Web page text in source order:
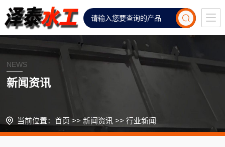
NEWS
新闻资讯
当前位置： 首页 >> 新闻资讯 >> 行业新闻